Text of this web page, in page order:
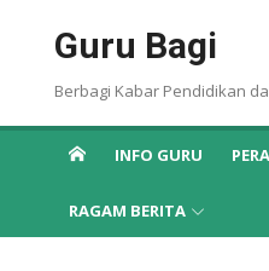
Guru Bagi
Berbagi Kabar Pendidikan
INFO GURU
RAGAM BERITA